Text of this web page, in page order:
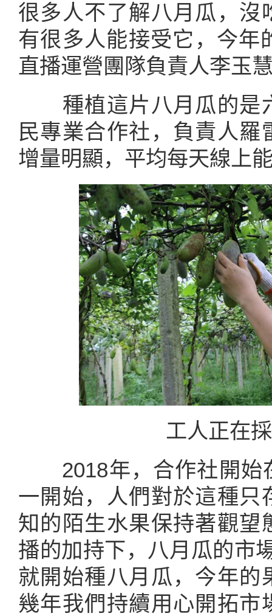
很多人不了解八月瓜，沒
有很多人能接受它，今年
直播運營團隊負責人李玉
種植這片八月瓜的是
民專業合作社，負責人
增量明顯，平均每天線上
工人正在
2018年，合作社開始
一開始，人們對於這種只
知的陌生水果保持著觀望
播的加持下，八月瓜的市
就開始種八月瓜，今年的
幾年我們持續用心開拓市